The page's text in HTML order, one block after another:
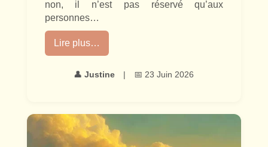
non, il n’est pas réservé qu’aux
personnes…
Lire plus…
👤Justine | 📅 23 Juin 2026